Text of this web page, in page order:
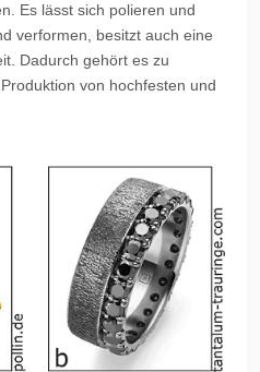
Es lässt sich polieren und
verformen, besitzt auch eine
Dadurch gehört es zu
von hochfesten und